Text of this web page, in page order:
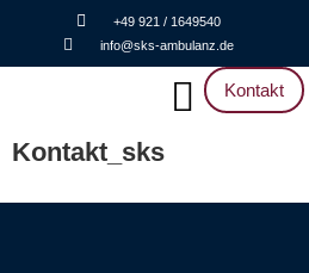
+49 921 / 1649540
info@sks-ambulanz.de
Kontakt
Kontakt_sks